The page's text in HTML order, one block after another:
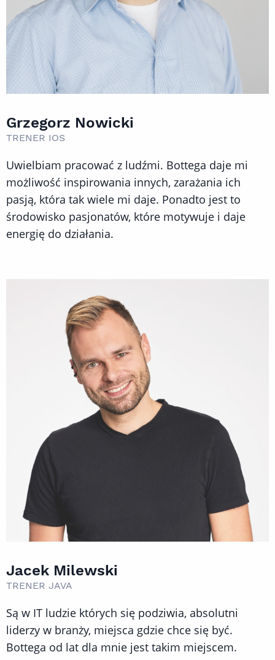
Grzegorz Nowicki
TRENER IOS
Uwielbiam pracować z ludźmi. Bottega daje mi
możliwość inspirowania innych, zarażania ich
pasją, która tak wiele mi daje. Ponadto jest to
środowisko pasjonatów, które motywuje i daje
energię do działania.
Jacek Milewski
TRENER JAVA
Są w IT ludzie których się podziwia, absolutni
liderzy w branży, miejsca gdzie chce się być.
Bottega od lat dla mnie jest takim miejscem.